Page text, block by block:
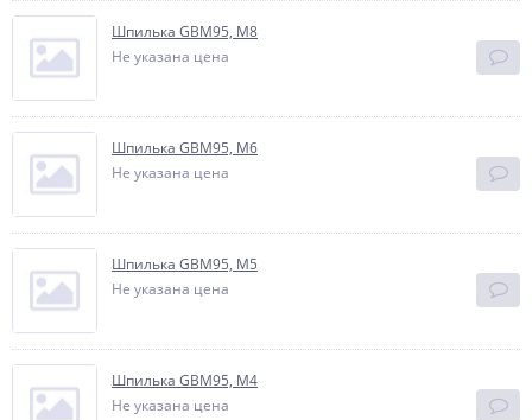
Шпилька GBM95, М8
Не указана цена
Шпилька GBM95, М6
Не указана цена
Шпилька GBM95, М5
Не указана цена
Шпилька GBM95, М4
Не указана цена